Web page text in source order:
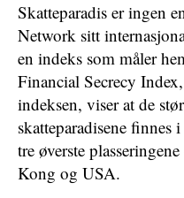
Skatteparadis er ingen
Network sitt
en indeks som måler
Financial Secrecy
indeksen, viser at de
skatteparadisene finnes
tre øverste
Kong og USA.